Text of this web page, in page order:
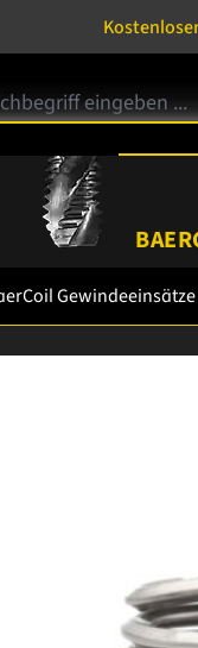
Gewindeeinsätze